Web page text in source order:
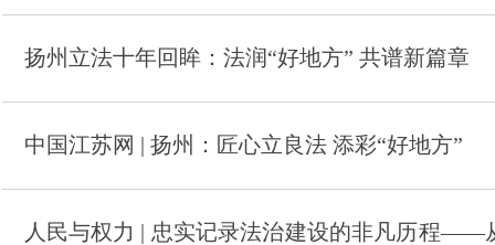
扬州立法十年回眸：法润“好地方” 共谱新篇章
中国江苏网 | 扬州：匠心立良法 添彩“好地方”
人民与权力 | 忠实记录法治建设的非凡历程——